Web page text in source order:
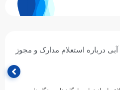
درباره استعلام مدارک و مجوز